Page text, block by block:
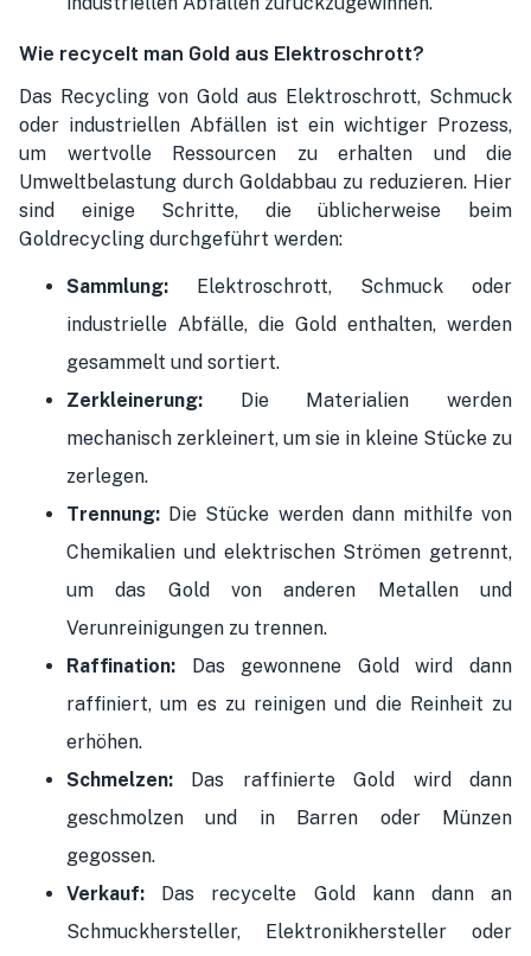
Wie recycelt man Gold aus Elektroschrott?
Das Recycling von Gold aus Elektroschrott, Schmuck
oder industriellen Abfällen ist ein wichtiger Prozess,
um wertvolle Ressourcen zu erhalten und die
Umweltbelastung durch Goldabbau zu reduzieren. Hier
sind einige Schritte, die üblicherweise beim
Goldrecycling durchgeführt werden:
Sammlung: Elektroschrott, Schmuck oder
industrielle Abfälle, die Gold enthalten, werden
gesammelt und sortiert.
Zerkleinerung: Die Materialien werden
mechanisch zerkleinert, um sie in kleine Stücke zu
zerlegen.
Trennung: Die Stücke werden dann mithilfe von
Chemikalien und elektrischen Strömen getrennt,
um das Gold von anderen Metallen und
Verunreinigungen zu trennen.
Raffination: Das gewonnene Gold wird dann
raffiniert, um es zu reinigen und die Reinheit zu
erhöhen.
Schmelzen: Das raffinierte Gold wird dann
geschmolzen und in Barren oder Münzen
gegossen.
Verkauf: Das recycelte Gold kann dann an
Schmuckhersteller, Elektronikhersteller oder